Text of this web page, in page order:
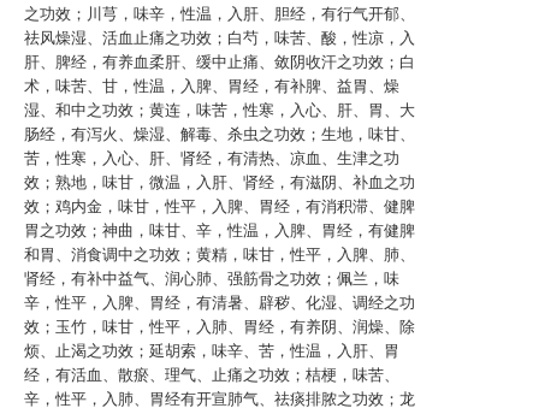
之功效；川芎，味辛，性温，入肝、胆经，有行气开郁、
祛风燥湿、活血止痛之功效；白芍，味苦、酸，性凉，入
肝、脾经，有养血柔肝、缓中止痛、敛阴收汗之功效；白
术，味苦、甘，性温，入脾、胃经，有补脾、益胃、燥
湿、和中之功效；黄连，味苦，性寒，入心、肝、胃、大
肠经，有泻火、燥湿、解毒、杀虫之功效；生地，味甘、
苦，性寒，入心、肝、肾经，有清热、凉血、生津之功
效；熟地，味甘，微温，入肝、肾经，有滋阴、补血之功
效；鸡内金，味甘，性平，入脾、胃经，有消积滞、健脾
胃之功效；神曲，味甘、辛，性温，入脾、胃经，有健脾
和胃、消食调中之功效；黄精，味甘，性平，入脾、肺、
肾经，有补中益气、润心肺、强筋骨之功效；佩兰，味
辛，性平，入脾、胃经，有清暑、辟秽、化湿、调经之功
效；玉竹，味甘，性平，入肺、胃经，有养阴、润燥、除
烦、止渴之功效；延胡索，味辛、苦，性温，入肝、胃
经，有活血、散瘀、理气、止痛之功效；桔梗，味苦、
辛，性平，入肺、胃经有开宣肺气、祛痰排脓之功效；龙